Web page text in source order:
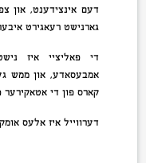
דעם אינצידענט, און
גארנישט רעאגירט
די פאליציי איז
אמבעסאדע, און ממש
קארס פון די
דערווייל איז אלעס